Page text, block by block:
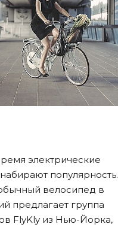
электрические
популярность.
велосипед в
предлагает группа
FlyKly из Нью-Йорка,